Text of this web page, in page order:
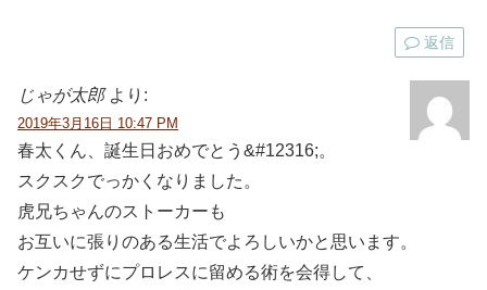
返信
じゃが太郎 より:
2019年3月16日 10:47 PM
春太くん、誕生日おめでとう&#12316;。
スクスクでっかくなりました。
虎兄ちゃんのストーカーも
お互いに張りのある生活でよろしいかと思います。
ケンカせずにプロレスに留める術を会得して、